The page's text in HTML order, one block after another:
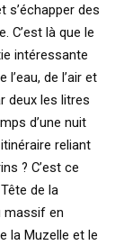
s’échapper des
C’est là que le
intéressante
de l’air et
deux les litres
d’une nuit
reliant
? C’est ce
de la
massif en
la Muzelle et le